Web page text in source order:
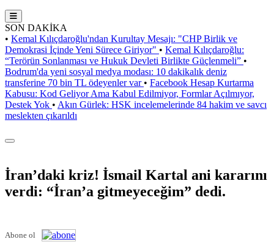
SON DAKİKA
• Kemal Kılıçdaroğlu'ndan Kurultay Mesajı: "CHP Birlik ve
Demokrasi İçinde Yeni Sürece Giriyor" • Kemal Kılıçdaroğlu:
“Terörün Sonlanması ve Hukuk Devleti Birlikte Güçlenmeli” •
Bodrum'da yeni sosyal medya modası: 10 dakikalık deniz
transferine 70 bin TL ödeyenler var • Facebook Hesap Kurtarma
Kabusu: Kod Geliyor Ama Kabul Edilmiyor, Formlar Açılmıyor,
Destek Yok • Akın Gürlek: HSK incelemelerinde 84 hakim ve savcı
meslekten çıkarıldı
İran’daki kriz! İsmail Kartal ani kararını
verdi: “İran’a gitmeyeceğim” dedi.
Abone ol